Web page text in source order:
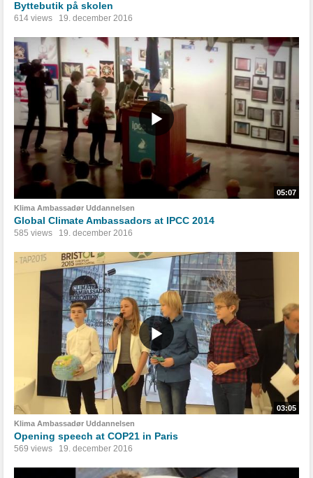
Byttebutik på skolen
614 views 19. december 2016
05:07
Klima Ambassadør Uddannelsen
Global Climate Ambassadors at IPCC 2014
585 views 19. december 2016
03:05
Klima Ambassadør Uddannelsen
Opening speech at COP21 in Paris
569 views 19. december 2016